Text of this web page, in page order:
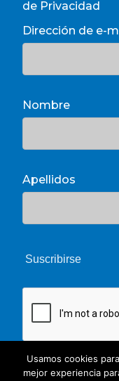
de Privacidad
Dirección de e-
Nombre
Apellidos
Usamos cookies
mejor experiencia